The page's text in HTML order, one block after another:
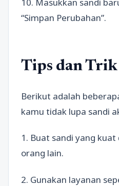
“Simpan Perubahan”.
Tips dan Trik
Berikut adalah
kamu tidak lupa sandi
1. Buat sandi yang
orang lain.
2. Gunakan layanan